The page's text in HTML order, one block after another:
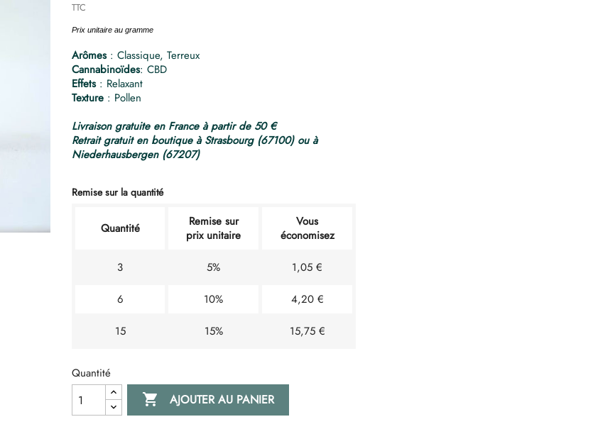
TTC
Prix unitaire au gramme
Arômes: Classique, Terreux
Cannabinoïdes: CBD
Effets: Relaxant
Texture : Pollen
Livraison gratuite en France à partir de 50 €
Retrait gratuit en boutique à Strasbourg (67100) ou à
Niederhausbergen (67207)
Remise sur la quantité
Quantité
Remise sur
prix unitaire
Vous
économisez
3 5% 1,05 €
6 10% 4,20 €
15 15% 15,75 €
Quantité
 AJOUTER AU PANIER